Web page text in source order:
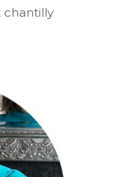
chantilly